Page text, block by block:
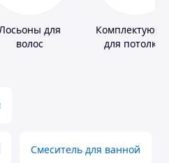
для
волос
для потолков
Смеситель для ванной